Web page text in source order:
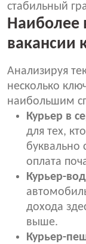
стабильный
Наиболее
вакансии
Анализируя
несколько
наибольшим
Курьер в
для тех,
буквально
оплата
Курьер-
дохода
выше.
Курьер-